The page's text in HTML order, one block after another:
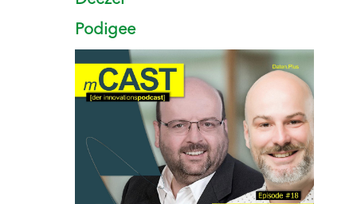
Podigee